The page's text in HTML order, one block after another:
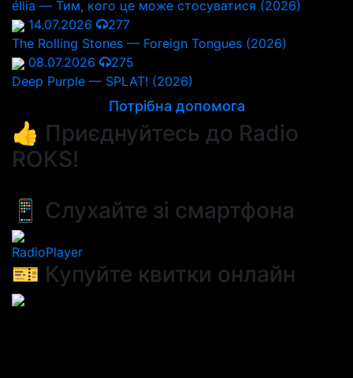
éllia — Тим, кого це може стосуватися (2026)
14.07.2026
277
The Rolling Stones — Foreign Tongues (2026)
08.07.2026
275
Deep Purple — SPLAT! (2026)
Потрібна допомога
👍 Приєднуйтесь до Radio
ROKS!
📱 Слухайте зі смартфона
RadioPlayer
🎫 Купуйте квитки онлайн